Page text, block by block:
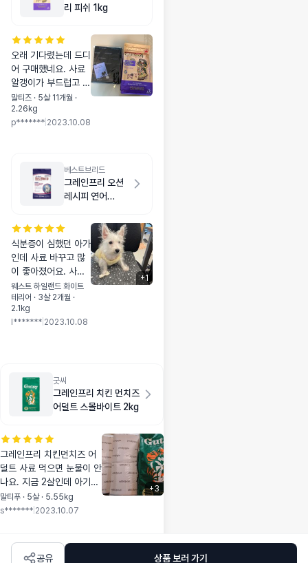
리 피쉬 1kg
오래 기다렸는데 드디
어 구매했네요. 사료
알갱이가 부드럽고 고
소한 향도 나요. 주니
까 순삭하네요 ㅎ
말티즈 · 5살 11개월 ·
2.26kg
p******* 2023.10.08
베스트브리드
그레인프리 오션
레시피 연어
식분증이 심했던 아가
인데 사료 바꾸고 많
이 좋아졌어요. 사료
크기도 커서 허겁지겁
안먹고 천천히 다 이
빨로 깨먹어요. 그리
고 무엇보다 눈물 자
웨스트 하일랜드 화이트
테리어 · 3살 2개월 ·
2.1kg
l******* 2023.10.08
+1
굿씨
그레인프리 치킨 먼치즈
어덜트 스몰바이트 2kg
그레인프리 치킨먼치즈 어
덜트 사료 먹으면 눈물이 안
나요. 지금 2살인데 아기때
부터 흐르던 눈물 이제 잡혔
어요.. 먹성이 까다로와 사
고 잘 먹어서 다행이에요.
말티푸 · 5살 · 5.55kg
s******* 2023.10.07
+3
공유 상품 보러 가기